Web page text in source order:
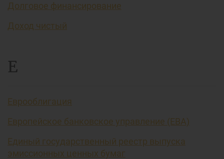
Долговое финансирование
Доход чистый
Е
Еврооблигация
Европейское банковское управление (EBA)
Единый государственный реестр выпуска
эмиссионных ценных бумаг